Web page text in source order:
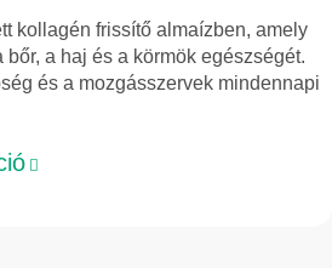
kollagén frissítő almaízben, amely
a haj és a körmök egészségét.
és a mozgásszervek mindennapi